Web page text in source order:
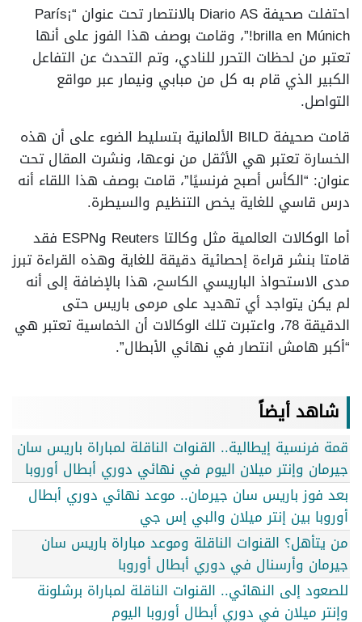
احتفلت صحيفة Diario AS بالانتصار تحت عنوان “¡París
brilla en Múnich!”، وقامت بوصف هذا الفوز على أنها
تعتبر من لحظات التحرر للنادي، وتم التحدث عن التفاعل
الكبير الذي قام به كل من مبابي ونيمار عبر مواقع
التواصل.
قامت صحيفة BILD الألمانية بتسليط الضوء على أن هذه
الخسارة تعتبر هي الأثقل من نوعها، ونشرت المقال تحت
عنوان: “الكأس أصبح فرنسيًا”، قامت بوصف هذا اللقاء أنه
درس قاسي للغاية يخص التنظيم والسيطرة.
أما الوكالات العالمية مثل وكالتا Reuters وESPN فقد
قامتا بنشر قراءة إحصائية دقيقة للغاية وهذه القراءة تبرز
مدى الاستحواذ الباريسي الكاسح، هذا بالإضافة إلى أنه
لم يكن يتواجد أي تهديد على مرمى باريس حتى
الدقيقة 78، واعتبرت تلك الوكالات أن الخماسية تعتبر هي
“أكبر هامش انتصار في نهائي الأبطال”.
شاهد أيضاً
قمة فرنسية إيطالية.. القنوات الناقلة لمباراة باريس سان
جيرمان وإنتر ميلان اليوم في نهائي دوري أبطال أوروبا
بعد فوز باريس سان جيرمان.. موعد نهائي دوري أبطال
أوروبا بين إنتر ميلان والبي إس جي
من يتأهل؟ القنوات الناقلة وموعد مباراة باريس سان
جيرمان وأرسنال في دوري أبطال أوروبا
للصعود إلى النهائي.. القنوات الناقلة لمباراة برشلونة
وإنتر ميلان في دوري أبطال أوروبا اليوم